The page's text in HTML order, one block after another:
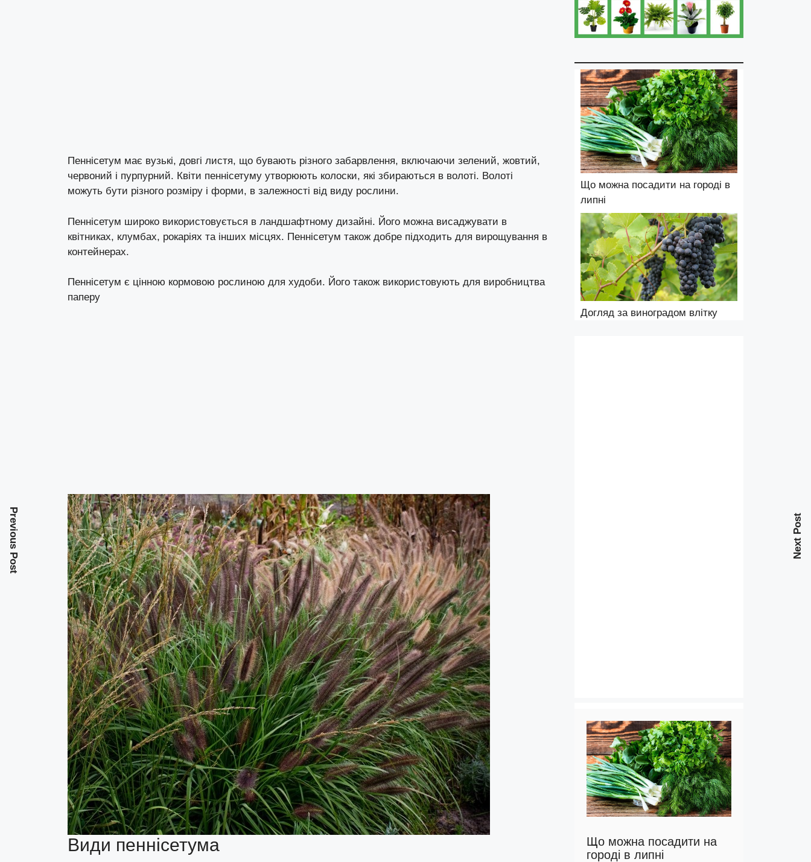
Пеннісетум має вузькі, довгі листя, що бувають різного забарвлення, включаючи зелений, жовтий,
червоний і пурпурний. Квіти пеннісетуму утворюють колоски, які збираються в волоті. Волоті
можуть бути різного розміру і форми, в залежності від виду рослини.
Пеннісетум широко використовується в ландшафтному дизайні. Його можна висаджувати в
квітниках, клумбах, рокаріях та інших місцях. Пеннісетум також добре підходить для вирощування в
контейнерах.
Пеннісетум є цінною кормовою рослиною для худоби. Його також використовують для виробництва
паперу
Види пеннісетума
Previous Post Next Post
Що можна посадити на городі в
липні
Догляд за виноградом влітку
Що можна посадити на
городі в липні